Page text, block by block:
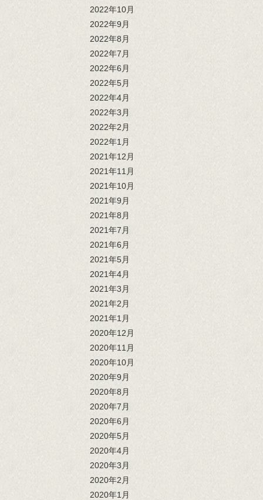
2022年10月
2022年9月
2022年8月
2022年7月
2022年6月
2022年5月
2022年4月
2022年3月
2022年2月
2022年1月
2021年12月
2021年11月
2021年10月
2021年9月
2021年8月
2021年7月
2021年6月
2021年5月
2021年4月
2021年3月
2021年2月
2021年1月
2020年12月
2020年11月
2020年10月
2020年9月
2020年8月
2020年7月
2020年6月
2020年5月
2020年4月
2020年3月
2020年2月
2020年1月